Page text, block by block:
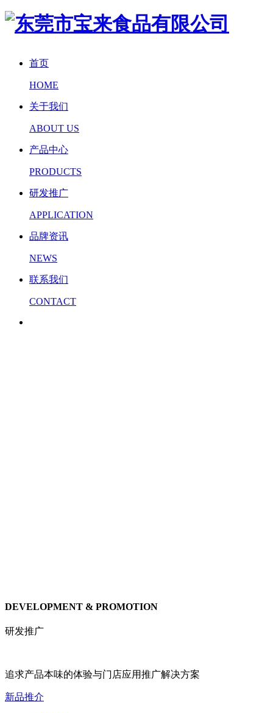
首页
HOME
关于我们
ABOUT US
产品中心
PRODUCTS
研发推广
APPLICATION
品牌资讯
NEWS
联系我们
CONTACT
DEVELOPMENT & PROMOTION
研发推广
追求产品本味的体验与门店应用推广解决方案
新品推介